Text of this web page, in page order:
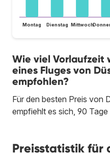
Montag Dienstag Mittwoch
Wie viel Vorlaufzeit
eines Fluges von
empfohlen?
Für den besten Preis von
empfiehlt es sich, 90
Preisstatistik für